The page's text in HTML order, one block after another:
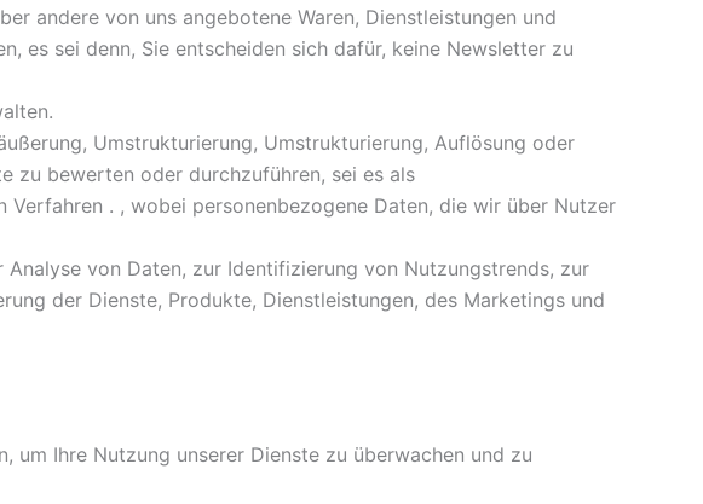
andere von uns angebotene Waren, Dienstleistungen und
es sei denn, Sie entscheiden sich dafür, keine Newsletter zu
Umstrukturierung, Umstrukturierung, Auflösung oder
zu bewerten oder durchzuführen, sei es als
. , wobei personenbezogene Daten, die wir über Nutzer
von Daten, zur Identifizierung von Nutzungstrends, zur
der Dienste, Produkte, Dienstleistungen, des Marketings und
um Ihre Nutzung unserer Dienste zu überwachen und zu